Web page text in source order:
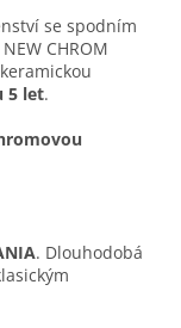
se spodním
CHROM
5 let.
. Dlouhodobá